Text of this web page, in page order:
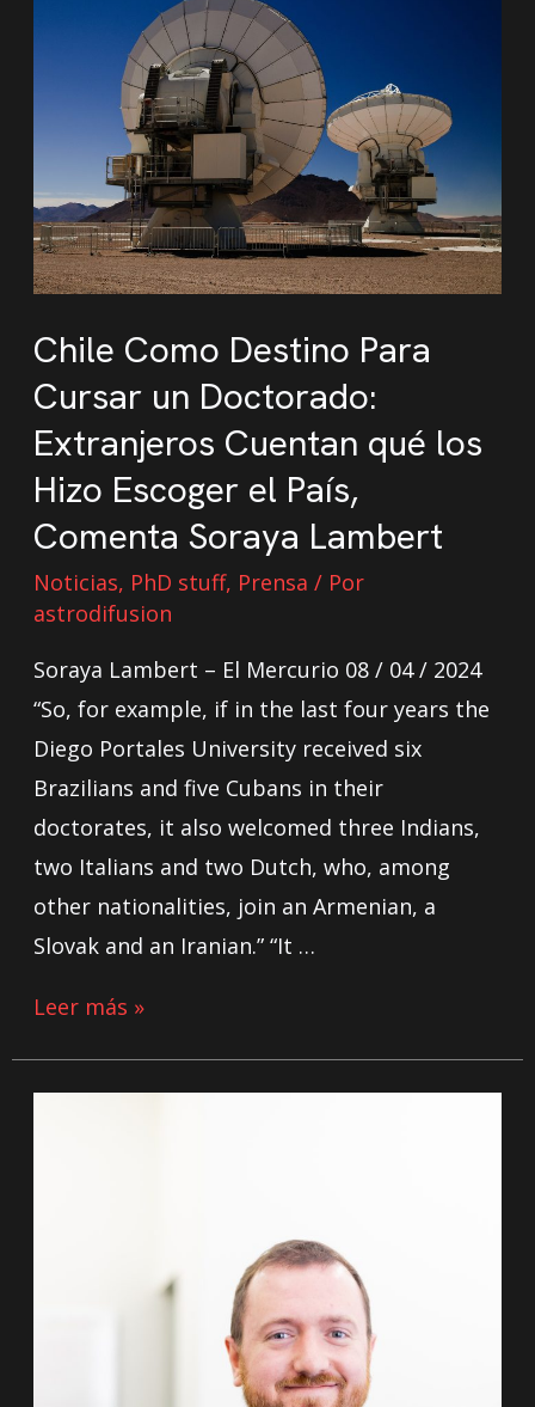
Chile Como Destino Para
Cursar un Doctorado:
Extranjeros Cuentan qué los
Hizo Escoger el País,
Comenta Soraya Lambert
Noticias, PhD stuff, Prensa / Por
astrodifusion
Soraya Lambert – El Mercurio 08 / 04 / 2024
“So, for example, if in the last four years the
Diego Portales University received six
Brazilians and five Cubans in their
doctorates, it also welcomed three Indians,
two Italians and two Dutch, who, among
other nationalities, join an Armenian, a
Slovak and an Iranian.” “It …
Leer más »